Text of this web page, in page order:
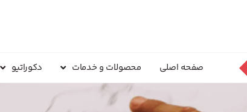
صفحه اصلی محصولات و خدمات دکوراتیو